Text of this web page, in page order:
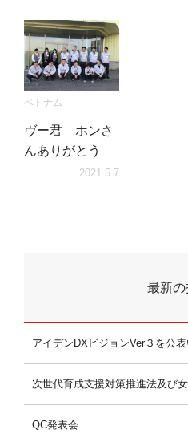
ベトナム
ヴー君 ホンさ
んありがとう
2021.5.7
最新
アイデンDXビジョンVer３を公表
次世代育成支援対策推進法及び
QC発表会